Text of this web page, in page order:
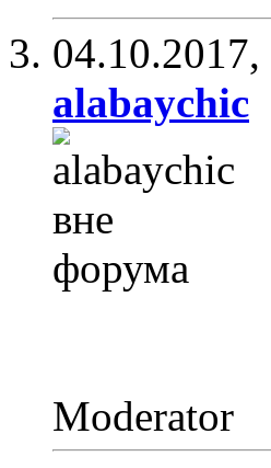
04.10.2017,
alabaychic
Moderator